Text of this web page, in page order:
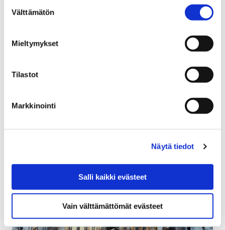
valinta
Välttämätön
Mieltymykset
Tilastot
Markkinointi
Näytä tiedot
Salli kaikki evästeet
Vain välttämättömät evästeet
Uusi Satakirjastot-sovellus suosittelee käyttäjälle
suosittelijasovellus tuo henkilökohtaiset
ajasta…